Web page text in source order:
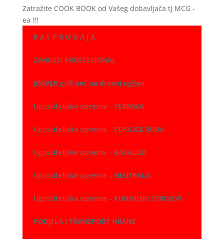
Zatražite COOK BOOK od Vašeg dobavljača tj MCG -
ea !!!
R A S P R O D A J A
ZANUSSI PROFESSIONAL
JOSPER grill peć na drveni ugljen
Ugostiteljska oprema – TERMIKA
Ugostiteljska oprema – PERILICE SUĐA
Ugostiteljska oprema – RASHLAD
Ugostiteljska oprema – NEUTRALA
Ugostiteljska oprema – KUHINJSKI STROJEVI
PODJELA I TRANSPORT HRANE